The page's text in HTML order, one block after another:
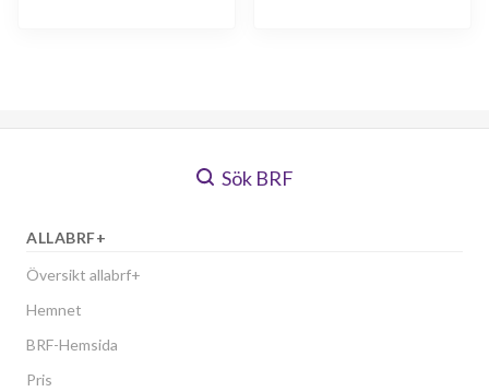
Sök BRF
ALLABRF+
Översikt allabrf+
Hemnet
BRF-Hemsida
Pris